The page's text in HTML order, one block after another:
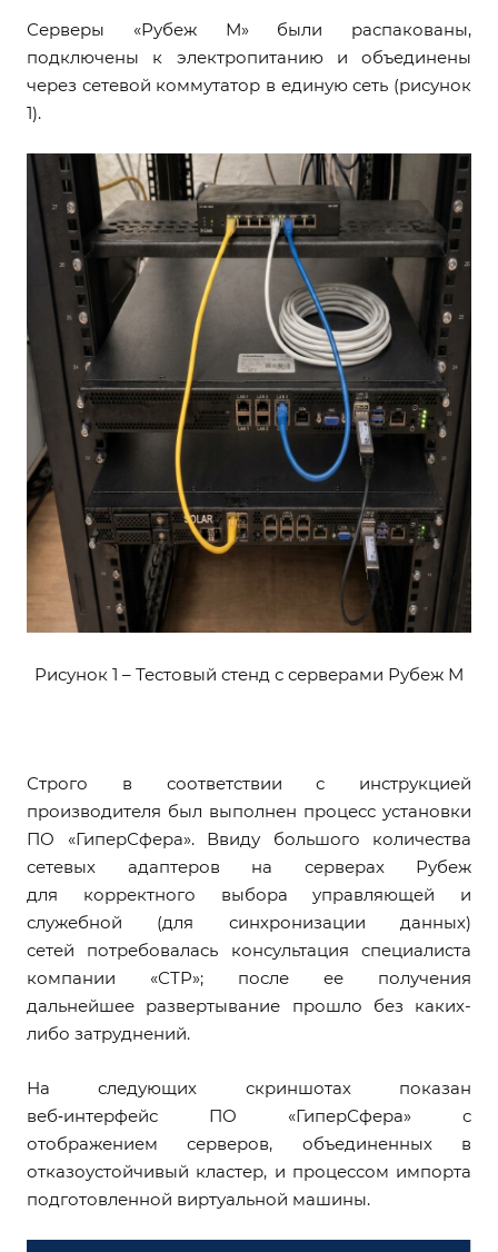
Серверы «Рубеж М» были распакованы,
подключены к электропитанию и объединены
через сетевой коммутатор в единую сеть (рисунок
1).
Рисунок 1 – Тестовый стенд с серверами Рубеж М
Строго в соответствии с инструкцией
производителя был выполнен процесс установки
ПО «ГиперСфера». Ввиду большого количества
сетевых адаптеров на серверах Рубеж
для корректного выбора управляющей и
служебной (для синхронизации данных)
сетей потребовалась консультация специалиста
компании «СТР»; после ее получения
дальнейшее развертывание прошло без каких-
либо затруднений.
На следующих скриншотах показан
веб‑интерфейс ПО «ГиперСфера» с
отображением серверов, объединенных в
отказоустойчивый кластер, и процессом импорта
подготовленной виртуальной машины.